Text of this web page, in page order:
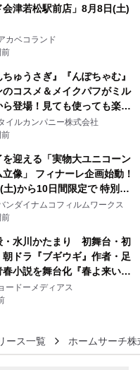
会津若松駅前店」8月8日(土)
カベコランド
ちゅうさぎ』『んぽちゃむ』
のコスメ＆メイクパフがミル
ら登場！見ても使っても楽し
でキュートなコレクショ
イルカンパニー株式会社
を迎える「実物大ユニコーン
立像」 フィナーレ企画始動！
土)から10日間限定で 特別映
GUNDAM Statue ―
POSSIBILITY ―』を上映！
ンダイナムコフィルムワークス
・水川かたまり 初舞台・初
朝ドラ『ブギウギ』作者・足
春小説を舞台化『春よ来い、
い』キービジュアル解禁！
ードーメディアス
ース一覧 ホームサーチ株